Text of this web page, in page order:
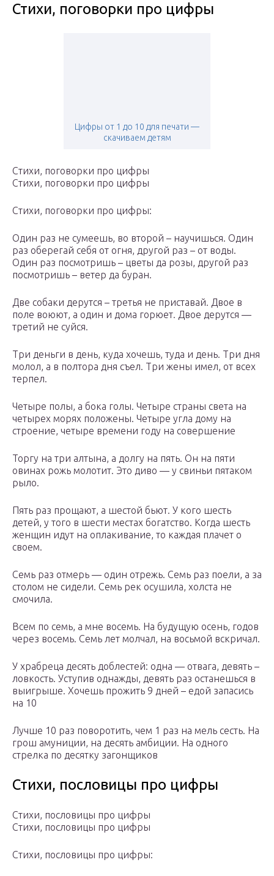
Стихи, поговорки про цифры
Цифры от 1 до 10 для печати —
скачиваем детям
Стихи, поговорки про цифры
Стихи, поговорки про цифры
Стихи, поговорки про цифры:
Один раз не сумеешь, во второй – научишься. Один
раз оберегай себя от огня, другой раз – от воды.
Один раз посмотришь – цветы да розы, другой раз
посмотришь – ветер да буран.
Две собаки дерутся – третья не приставай. Двое в
поле воюют, а один и дома горюет. Двое дерутся —
третий не суйся.
Три деньги в день, куда хочешь, туда и день. Три дня
молол, а в полтора дня съел. Три жены имел, от всех
терпел.
Четыре полы, а бока голы. Четыре страны света на
четырех морях положены. Четыре угла дому на
строение, четыре времени году на совершение
Торгу на три алтына, а долгу на пять. Он на пяти
овинах рожь молотит. Это диво — у свиньи пятаком
рыло.
Пять раз прощают, а шестой бьют. У кого шесть
детей, у того в шести местах богатство. Когда шесть
женщин идут на оплакивание, то каждая плачет о
своем.
Семь раз отмерь — один отрежь. Семь раз поели, а за
столом не сидели. Семь рек осушила, холста не
смочила.
Всем по семь, а мне восемь. На будущую осень, годов
через восемь. Семь лет молчал, на восьмой вскричал.
У храбреца десять доблестей: одна — отвага, девять –
ловкость. Уступив однажды, девять раз останешься в
выигрыше. Хочешь прожить 9 дней – едой запасись
на 10
Лучше 10 раз поворотить, чем 1 раз на мель сесть. На
грош амуниции, на десять амбиции. На одного
стрелка по десятку загонщиков
Стихи, пословицы про цифры
Стихи, пословицы про цифры
Стихи, пословицы про цифры
Стихи, пословицы про цифры: